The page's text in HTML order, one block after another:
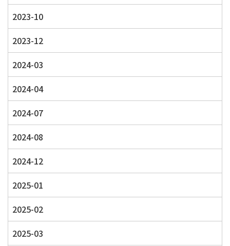
2023-10
2023-12
2024-03
2024-04
2024-07
2024-08
2024-12
2025-01
2025-02
2025-03